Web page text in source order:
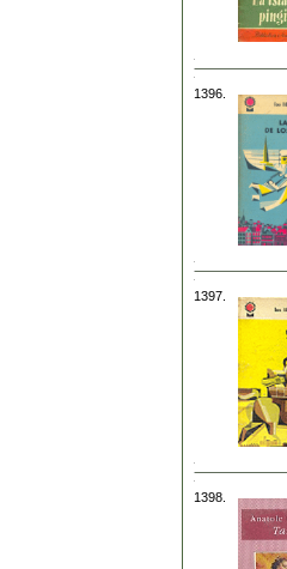
1396.
1397.
1398.